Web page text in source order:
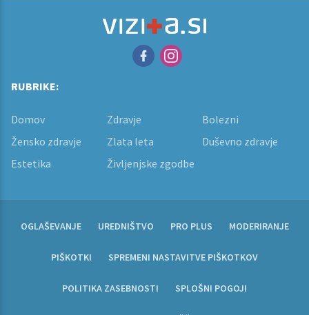
RUBRIKE:
Domov Zdravje
Bolezni
Žensko zdravje
Zlata leta
Duševno zdravje
Estetika
Življenjske zgodbe
OGLAŠEVANJE UREDNIŠTVO PRO PLUS MODERIRANJE
PIŠKOTKI SPREMENI NASTAVITVE PIŠKOTKOV
POLITIKA ZASEBNOSTI SPLOŠNI POGOJI